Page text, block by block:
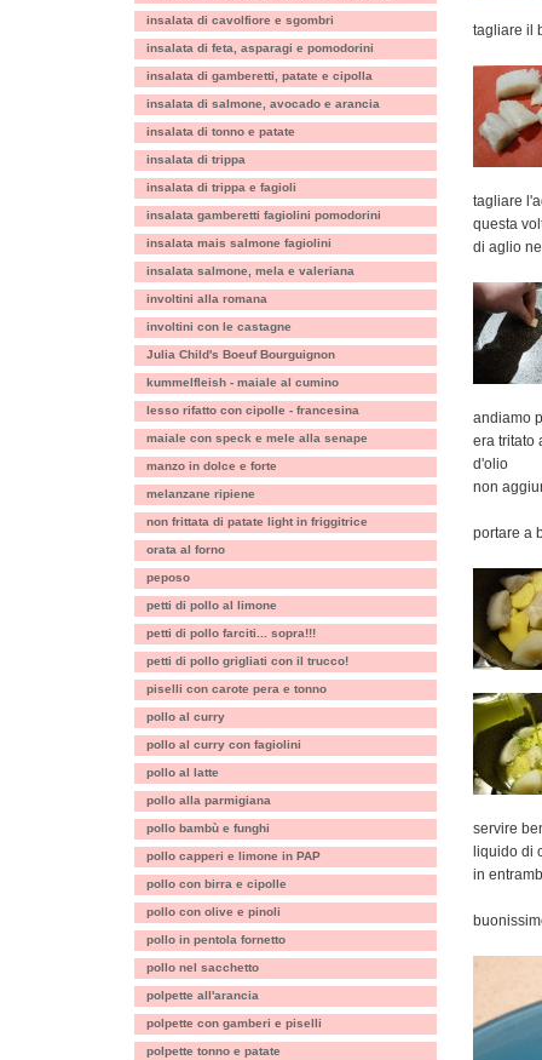
insalata di cavolfiore e sgombri
insalata di feta, asparagi e pomodorini
insalata di gamberetti, patate e cipolla
insalata di salmone, avocado e arancia
insalata di tonno e patate
insalata di trippa
insalata di trippa e fagioli
insalata gamberetti fagiolini pomodorini
insalata mais salmone fagiolini
insalata salmone, mela e valeriana
involtini alla romana
involtini con le castagne
Julia Child's Boeuf Bourguignon
kummelfleish - maiale al cumino
lesso rifatto con cipolle - francesina
maiale con speck e mele alla senape
manzo in dolce e forte
melanzane ripiene
non frittata di patate light in friggitrice
orata al forno
peposo
petti di pollo al limone
petti di pollo farciti... sopra!!!
petti di pollo grigliati con il trucco!
piselli con carote pera e tonno
pollo al curry
pollo al curry con fagiolini
pollo al latte
pollo alla parmigiana
pollo bambù e funghi
pollo capperi e limone in PAP
pollo con birra e cipolle
pollo con olive e pinoli
pollo in pentola fornetto
pollo nel sacchetto
polpette all'arancia
polpette con gamberi e piselli
polpette tonno e patate
tagliare il
tagliare
questa
di aglio
andiamo
era tritato
d'olio
non
portare a
servire
liquido di
in